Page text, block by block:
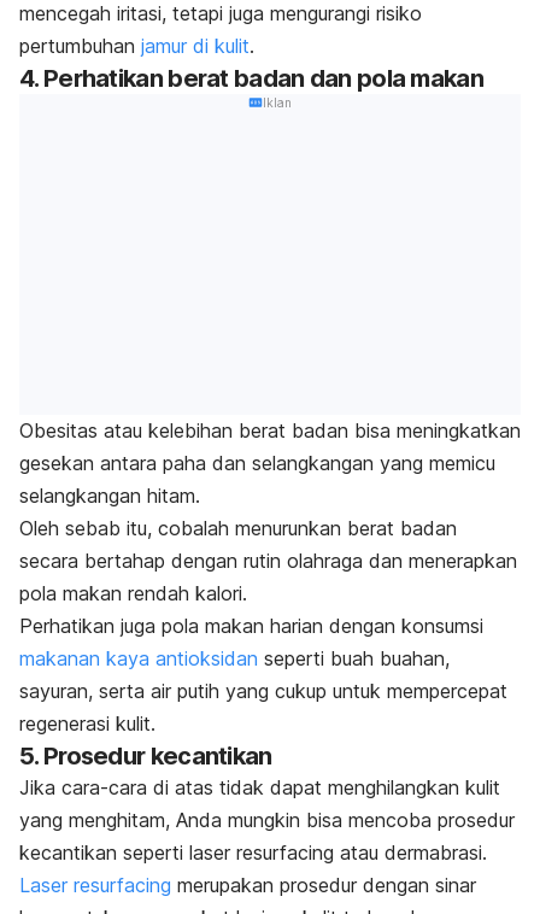
mencegah iritasi, tetapi juga mengurangi risiko
pertumbuhan jamur di kulit.
4. Perhatikan berat badan dan pola makan
Iklan
Obesitas atau kelebihan berat badan bisa meningkatkan
gesekan antara paha dan selangkangan yang memicu
selangkangan hitam.
Oleh sebab itu, cobalah menurunkan berat badan
secara bertahap dengan rutin olahraga dan menerapkan
pola makan rendah kalori.
Perhatikan juga pola makan harian dengan konsumsi
makanan kaya antioksidan seperti buah buahan,
sayuran, serta air putih yang cukup untuk mempercepat
regenerasi kulit.
5. Prosedur kecantikan
Jika cara-cara di atas tidak dapat menghilangkan kulit
yang menghitam, Anda mungkin bisa mencoba prosedur
kecantikan seperti laser resurfacing atau dermabrasi.
Laser resurfacing merupakan prosedur dengan sinar